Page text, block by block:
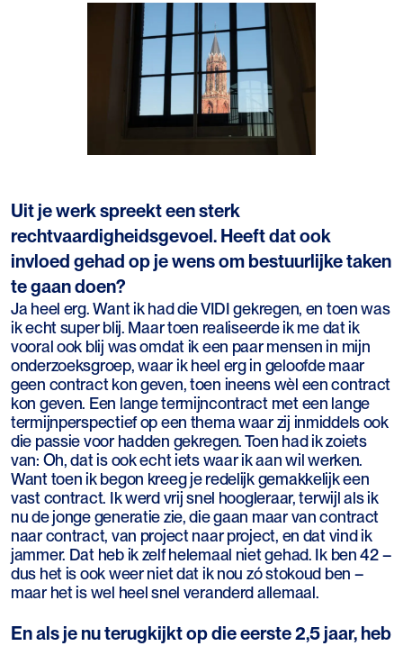
Uit je werk spreekt een sterk
rechtvaardigheidsgevoel. Heeft dat ook
invloed gehad op je wens om bestuurlijke taken
te gaan doen?
Ja heel erg. Want ik had die VIDI gekregen, en toen was
ik echt super blij. Maar toen realiseerde ik me dat ik
vooral ook blij was omdat ik een paar mensen in mijn
onderzoeksgroep, waar ik heel erg in geloofde maar
geen contract kon geven, toen ineens wèl een contract
kon geven. Een lange termijncontract met een lange
termijnperspectief op een thema waar zij inmiddels ook
die passie voor hadden gekregen. Toen had ik zoiets
van: Oh, dat is ook echt iets waar ik aan wil werken.
Want toen ik begon kreeg je redelijk gemakkelijk een
vast contract. Ik werd vrij snel hoogleraar, terwijl als ik
nu de jonge generatie zie, die gaan maar van contract
naar contract, van project naar project, en dat vind ik
jammer. Dat heb ik zelf helemaal niet gehad. Ik ben 42 –
dus het is ook weer niet dat ik nou zó stokoud ben –
maar het is wel heel snel veranderd allemaal.
En als je nu terugkijkt op die eerste 2,5 jaar, heb